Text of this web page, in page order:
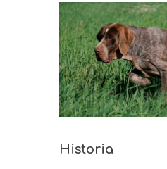
Historia